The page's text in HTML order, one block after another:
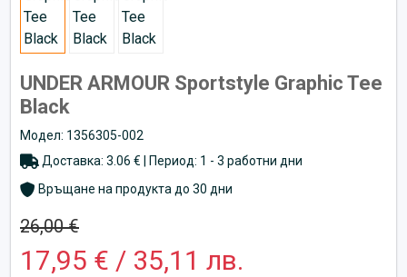
UNDER ARMOUR Sportstyle Graphic Tee
Black
Модел: 1356305-002
Доставка: 3.06 € | Период: 1 - 3 работни дни
Връщане на продукта до 30 дни
26,00 €
17,95 € / 35,11 лв.